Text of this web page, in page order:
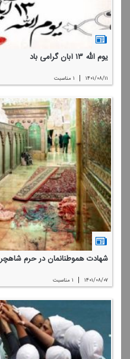
یوم الله ۱۳ آبان گرامی باد
۱۴۰۱/۰۸/۱۱ | ۱ مناسبت
شهادت هموطنانمان در حرم
۱۴۰۱/۰۸/۰۷ | ۱ مناسبت